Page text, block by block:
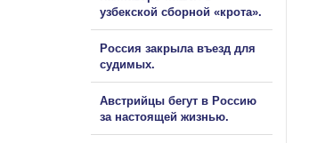
узбекской сборной «крота».
Россия закрыла въезд для
судимых.
Австрийцы бегут в Россию
за настоящей жизнью.